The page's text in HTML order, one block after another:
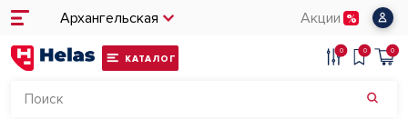
Архангельская Акции
КАТАЛОГ
0 0 0